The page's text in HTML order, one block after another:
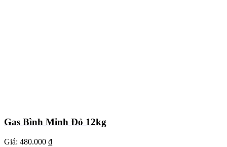
Gas Bình Minh Đỏ 12kg
Giá: 480.000 ₫